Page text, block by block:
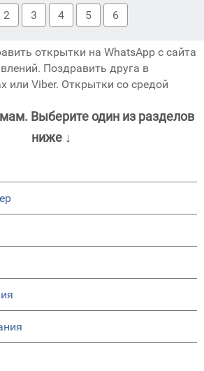
2 3 4 5 6
открытки на WhatsApp с сайта
Поздравить друга в
или Viber. Открытки со средой
Выберите один из разделов
ниже ↓